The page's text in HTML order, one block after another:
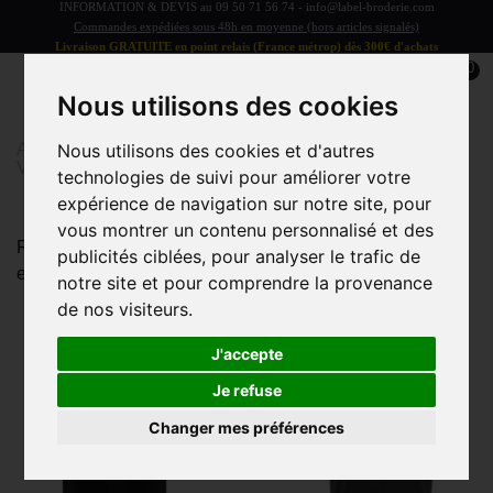
Nous utilisons des cookies
Nous utilisons des cookies et d'autres
technologies de suivi pour améliorer votre
expérience de navigation sur notre site, pour
vous montrer un contenu personnalisé et des
publicités ciblées, pour analyser le trafic de
notre site et pour comprendre la provenance
de nos visiteurs.
J'accepte
Je refuse
Changer mes préférences
INFORMATION & DEVIS au 09 50 71 56 74 - info@label-broderie.com
Commandes expédiées sous 48h en moyenne (hors articles signalés)
Livraison GRATUITE en point relais (France métrop) dès 300€ d'achats
0
Accueil > Vêtements et Accessoires >
VÊTEMENTS/ACCESSOIRES ADULTE
Polos
Retrouvez nos polos de qualité à personnaliser selon vos
envies